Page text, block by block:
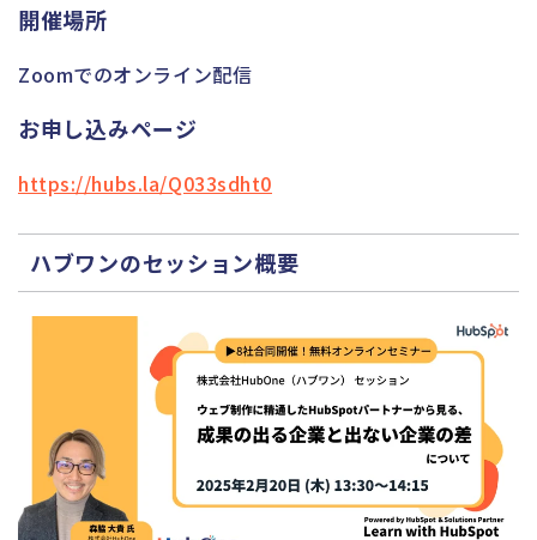
開催場所
Zoomでのオンライン配信
お申し込みページ
https://hubs.la/Q033sdht0
ハブワンのセッション概要